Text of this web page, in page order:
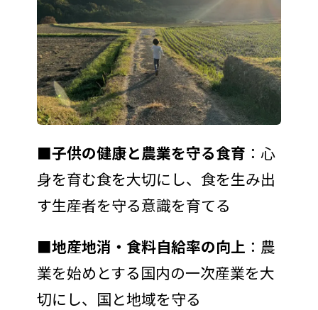
■子供の健康と農業を守る食育 ：心
身を育む食を大切にし、食を生み出
す生産者を守る意識を育てる
■地産地消・食料自給率の向上 ：農
業を始めとする国内の一次産業を大
切にし、国と地域を守る